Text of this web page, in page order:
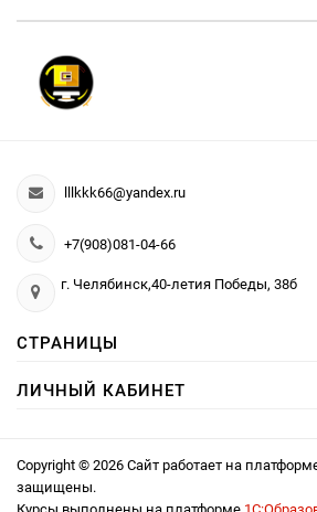
lllkkk66@yandex.ru
+7(908)081-04-66
г. Челябинск,40-летия Победы, 38б
СТРАНИЦЫ
ЛИЧНЫЙ КАБИНЕТ
Copyright © 2026 Сайт работает на
защищены.